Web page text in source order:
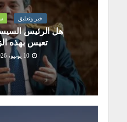
خبر وتعليق
هل الرئيس
تعيس بهذه
10 يونيو، 2026